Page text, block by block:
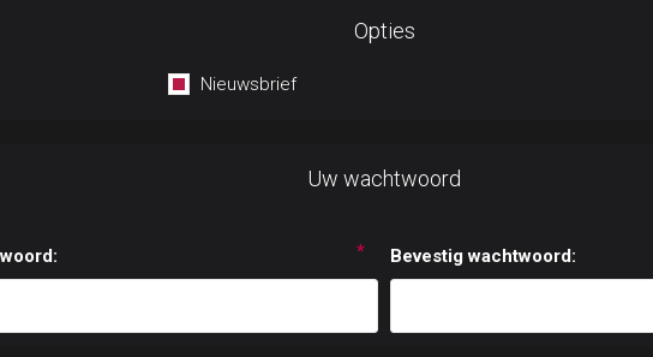
Opties
Nieuwsbrief
Uw wachtwoord
* Bevestig wachtwoord: